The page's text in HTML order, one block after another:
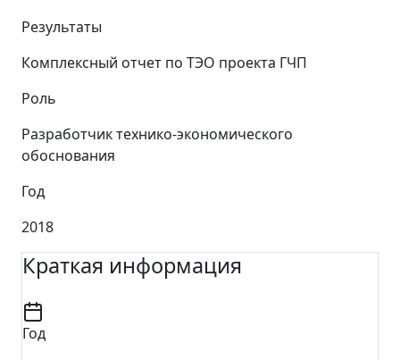
Результаты
Комплексный отчет по ТЭО проекта ГЧП
Роль
Разработчик технико-экономического
обоснования
Год
2018
Краткая информация
Год